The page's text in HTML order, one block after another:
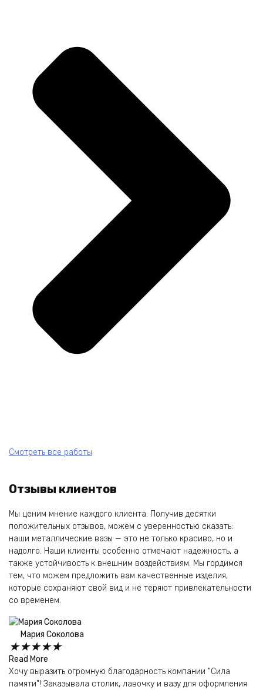
Смотреть все работы
Отзывы клиентов
Мы ценим мнение каждого клиента. Получив десятки
положительных отзывов, можем с уверенностью сказать:
наши металлические вазы — это не только красиво, но и
надолго. Наши клиенты особенно отмечают надежность, а
также устойчивость к внешним воздействиям. Мы гордимся
тем, что можем предложить вам качественные изделия,
которые сохраняют свой вид и не теряют привлекательности
со временем.
Мария Соколова
★★★★★
Read More
Хочу выразить огромную благодарность компании "Сила
памяти"! Заказывала столик, лавочку и вазу для оформления